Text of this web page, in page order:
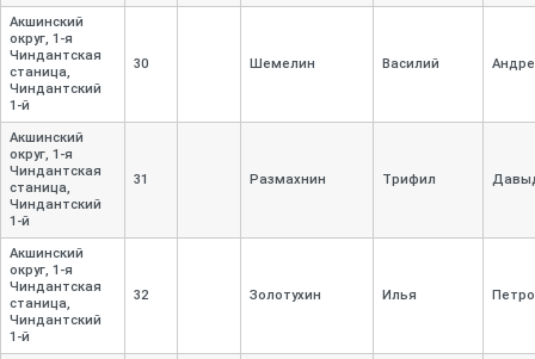
Акшинский
округ, 1-я
Чиндантская
станица,
Чиндантский
1-й
30 Шемелин Василий
Акшинский
округ, 1-я
Чиндантская
станица,
Чиндантский
1-й
31 Размахнин Трифил
Акшинский
округ, 1-я
Чиндантская
станица,
Чиндантский
1-й
32 Золотухин Илья